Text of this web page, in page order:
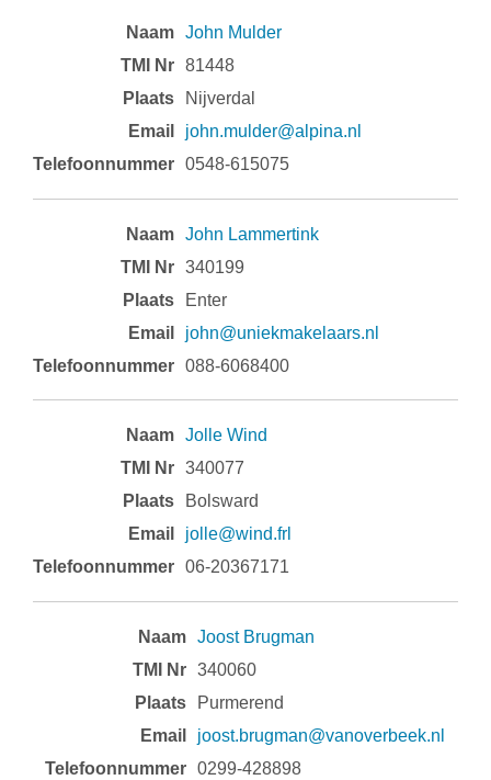
John Mulder
81448
Nijverdal
john.mulder@alpina.nl
0548-615075
John Lammertink
340199
Enter
john@uniekmakelaars.nl
088-6068400
Jolle Wind
340077
Bolsward
jolle@wind.frl
06-20367171
Joost Brugman
340060
Purmerend
joost.brugman@vanoverbeek.nl
0299-428898